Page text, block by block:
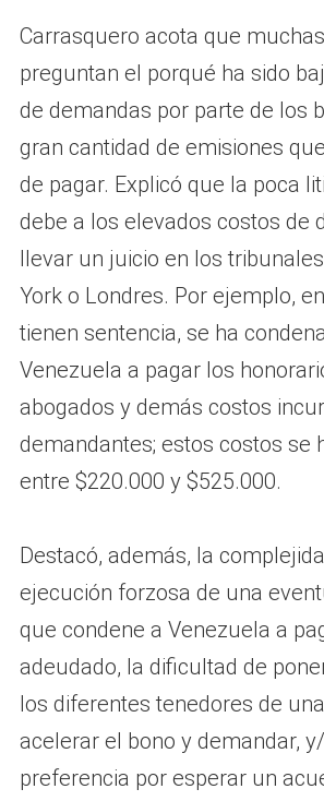
Carrasquero acota que
preguntan el porqué ha sido
de demandas por parte de los
gran cantidad de emisiones
de pagar. Explicó que la poca
debe a los elevados costos de
llevar un juicio en los
York o Londres. Por ejemplo,
tienen sentencia, se ha
Venezuela a pagar los
abogados y demás costos
demandantes; estos costos se
entre $220.000 y $525.000.
Destacó, además, la
ejecución forzosa de una
que condene a Venezuela a
adeudado, la dificultad de
los diferentes tenedores de
acelerar el bono y demandar,
preferencia por esperar un